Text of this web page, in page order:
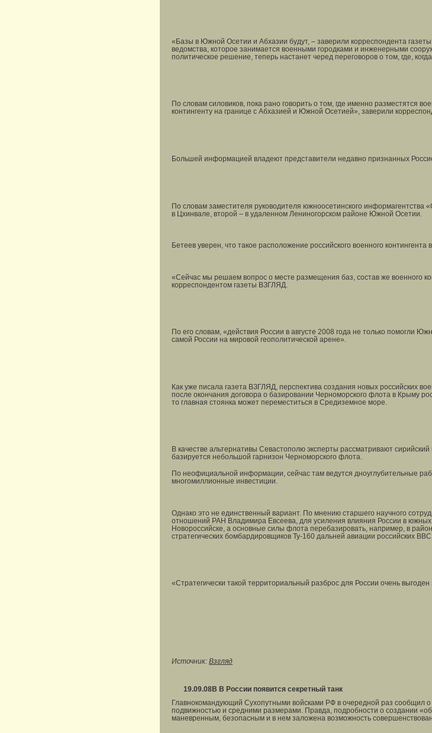
«Базы в Южной Осетии и Абхазии будут, – заверили корреспондента
ведомства, которое занимается военными городками и инженерными
политическое решение, теперь настанет черед переговоров о том, где,
По словам силовиков, пока рано говорить о том, где именно разместятся
контингенту на границе с Абхазией и Южной Осетией», заверили
Большей информацией владеют представители недавно признанных
По словам заместителя руководителя южноосетинского
в Цхинвале, второй – в удаленном Лениногорском районе Южной Осетии.
Бетеев уверен, что такое расположение российского военного
«Сейчас мы решаем вопрос о месте размещения баз, состав же военного
корреспондентом газеты ВЗГЛЯД.
По его словам, «действия России в августе 2008 года не только помогли
самой России на мировой геополитической арене».
Как уже писала газета ВЗГЛЯД, перспектива создания новых российских
после окончания договора о базировании Черноморского флота в Крыму
то главная стоянка может переместиться в Средиземное море.
В качестве альтернативы Севастополю эксперты рассматривают
базируется небольшой гарнизон Черноморского флота.
По неофициальной информации, сейчас там ведутся дноуглубительные
многомиллионные инвестиции.
Однако это не единственный вариант. По мнению старшего научного
отношений РАН Владимира Евсеева, для усиления влияния России в
Новороссийске, а основные силы флота перебазировать, например, в
стратегических бомбардировщиков Ту-160 дальней авиации российских ВВС.
«Стратегически такой территориальный разброс для России очень выгоден
Источник: Взгляд
19.09.08В В России появится секретный танк
Главнокомандующий Сухопутными войсками РФ в очередной раз сообщил
подвижностью и средними размерами. Правда, подробности о создании
маневренным, безопасным и в нем заложена возможность